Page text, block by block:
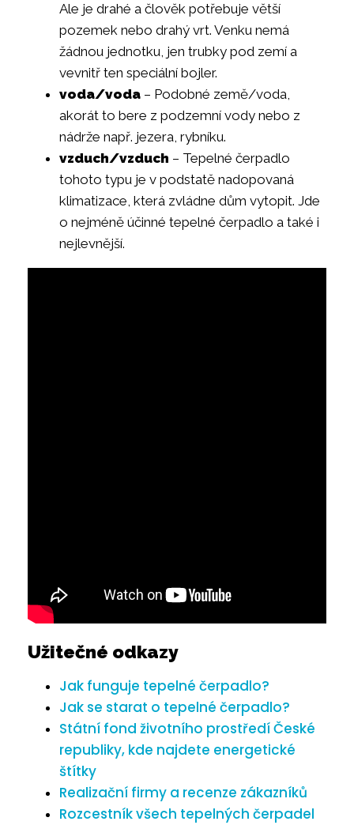
Ale je drahé a člověk potřebuje větší
pozemek nebo drahý vrt. Venku nemá
žádnou jednotku, jen trubky pod zemí a
vevnitř ten speciální bojler.
voda/voda – Podobné země/voda,
akorát to bere z podzemní vody nebo z
nádrže např. jezera, rybníku.
vzduch/vzduch – Tepelné čerpadlo
tohoto typu je v podstatě nadopovaná
klimatizace, která zvládne dům vytopit. Jde
o nejméně účinné tepelné čerpadlo a také i
nejlevnější.
Užitečné odkazy
Jak funguje tepelné čerpadlo?
Jak se starat o tepelné čerpadlo?
Státní fond životního prostředí České
republiky, kde najdete energetické
štítky
Realizační firmy a recenze zákazníků
Rozcestník všech tepelných čerpadel